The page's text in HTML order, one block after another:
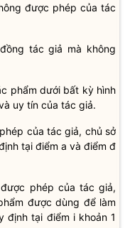
được phép của tác
tác giả mà không
phẩm dưới bất kỳ hình
uy tín của tác giả.
của tác giả, chủ sở
tại điểm a và điểm đ
phép của tác giả,
được dùng để làm
định tại điểm i khoản 1